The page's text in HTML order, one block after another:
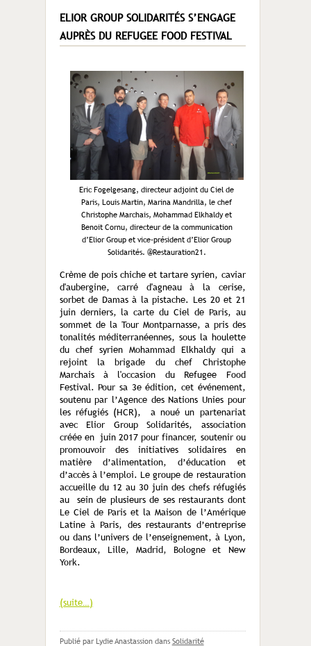
ELIOR GROUP SOLIDARITÉS S’ENGAGE
AUPRÈS DU REFUGEE FOOD FESTIVAL
Eric Fogelgesang, directeur adjoint du Ciel de
Paris, Louis Martin, Marina Mandrilla, le chef
Christophe Marchais, Mohammad Elkhaldy et
Benoit Cornu, directeur de la communication
d’Elior Group et vice-président d’Elior Group
Solidarités. @Restauration21.
Crème de pois chiche et tartare syrien, caviar
d'aubergine, carré d'agneau à la cerise,
sorbet de Damas à la pistache. Les 20 et 21
juin derniers, la carte du Ciel de Paris, au
sommet de la Tour Montparnasse, a pris des
tonalités méditerranéennes, sous la houlette
du chef syrien Mohammad Elkhaldy qui a
rejoint la brigade du chef Christophe
Marchais à l'occasion du Refugee Food
Festival. Pour sa 3e édition, cet événement,
soutenu par l’Agence des Nations Unies pour
les réfugiés (HCR), a noué un partenariat
avec Elior Group Solidarités, association
créée en juin 2017 pour financer, soutenir ou
promouvoir des initiatives solidaires en
matière d’alimentation, d’éducation et
d’accès à l’emploi. Le groupe de restauration
accueille du 12 au 30 juin des chefs réfugiés
au sein de plusieurs de ses restaurants dont
Le Ciel de Paris et la Maison de l’Amérique
Latine à Paris, des restaurants d’entreprise
ou dans l’univers de l’enseignement, à Lyon,
Bordeaux, Lille, Madrid, Bologne et New
York.
(suite…)
Publié par Lydie Anastassion dans Solidarité